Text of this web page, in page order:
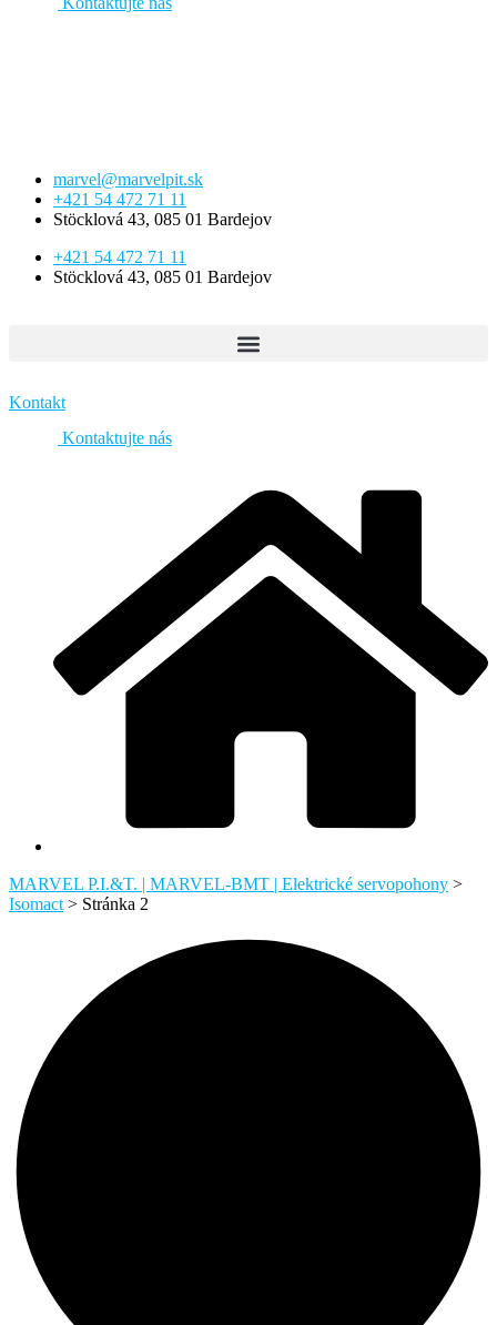
Preskočiť
marvel@marvelpit.sk
+421 54 472 71 11
Stöcklová 43, 085 01 Bardejov
+421 54 472 71 11
Stöcklová 43, 085 01 Bardejov
Kontakt
Kontaktujte nás
MARVEL P.I.&T. | MARVEL-BMT | Elektrické servopohony >
Isomact> Stránka 2